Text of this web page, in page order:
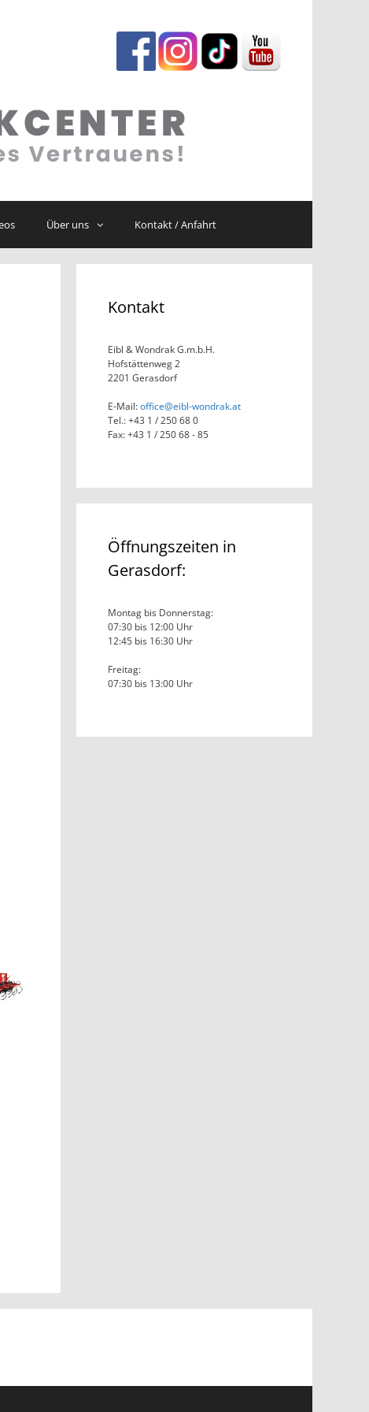
Über uns Kontakt / Anfahrt
Kontakt
Eibl & Wondrak G.m.b.H.
Hofstättenweg 2
2201 Gerasdorf
E-Mail:office@eibl-wondrak.at
Tel.: +43 1 / 250 68 0
Fax: +43 1 / 250 68 - 85
Öffnungszeiten in
Gerasdorf:
Montag bis Donnerstag:
07:30 bis 12:00 Uhr
12:45 bis 16:30 Uhr
Freitag:
07:30 bis 13:00 Uhr